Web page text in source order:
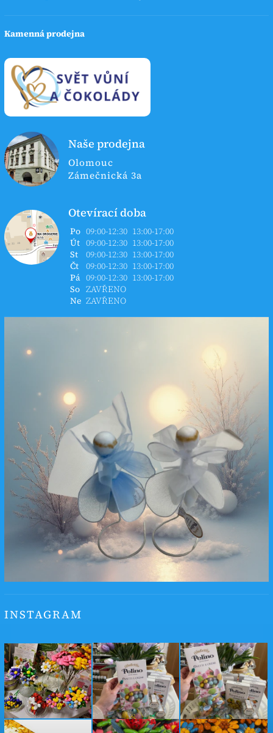
Kamenná prodejna
Naše prodejna
Olomouc
Zámečnická 3a
Otevírací doba
Po 09:00-12:30 13:00-17:00
Út 09:00-12:30 13:00-17:00
St
09:00-12:30 13:00-17:00
Čt 09:00-12:30 13:00-17:00
Pá 09:00-12:30 13:00-17:00
So ZAVŘENO
Ne ZAVŘENO
INSTAGRAM